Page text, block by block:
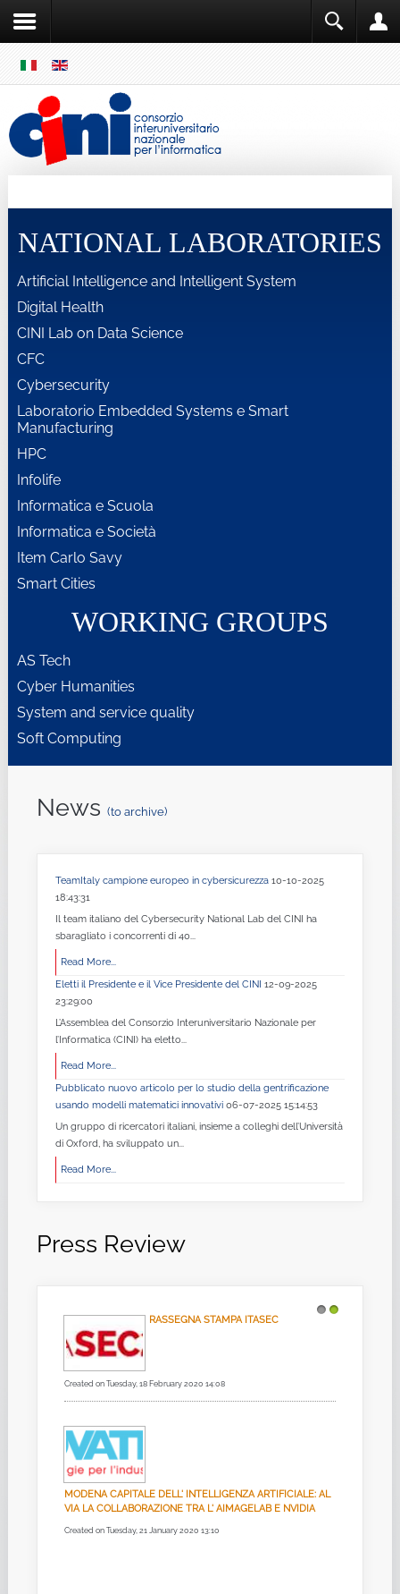
MENU
NATIONAL LABORATORIES
Artificial Intelligence and Intelligent System
Digital Health
CINI Lab on Data Science
CFC
Cybersecurity
Laboratorio Embedded Systems e Smart
Manufacturing
HPC
Infolife
Informatica e Scuola
Informatica e Società
Item Carlo Savy
Smart Cities
WORKING GROUPS
AS Tech
Cyber Humanities
System and service quality
Soft Computing
News (to archive)
TeamItaly campione europeo in cybersicurezza 10-10-2025
18:43:31
Il team italiano del Cybersecurity National Lab del CINI ha
sbaragliato i concorrenti di 40...
Read More...
Eletti il Presidente e il Vice Presidente del CINI 12-09-2025
23:29:00
L’Assemblea del Consorzio Interuniversitario Nazionale per
l’Informatica (CINI) ha eletto...
Read More...
Pubblicato nuovo articolo per lo studio della gentrificazione
usando modelli matematici innovativi 06-07-2025 15:14:53
Un gruppo di ricercatori italiani, insieme a colleghi dell’Università
di Oxford, ha sviluppato un...
Read More...
Press Review
RASSEGNA STAMPA ITASEC
Created on Tuesday, 18 February 2020 14:08
MODENA CAPITALE DELL' INTELLIGENZA ARTIFICIALE: AL
VIA LA COLLABORAZIONE TRA L' AIMAGELAB E NVIDIA
Created on Tuesday, 21 January 2020 13:10